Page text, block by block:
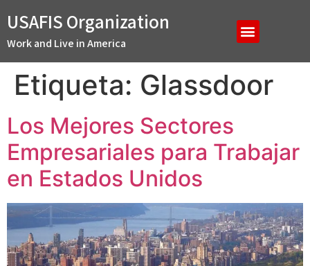
USAFIS Organization
Work and Live in America
Etiqueta: Glassdoor
Los Mejores Sectores
Empresariales para Trabajar
en Estados Unidos